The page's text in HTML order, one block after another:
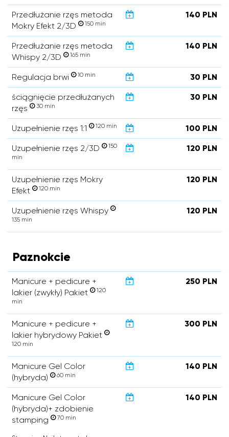
Przedłużanie rzęs metoda
Mokry Efekt 2/3D
150 min
140 PLN
Przedłużanie rzęs metoda
Whispy 2/3D
165 min
140 PLN
Regulacja brwi 10 min 30 PLN
ściągnięcie przedłużanych
rzęs
30 min
30 PLN
Uzupełnienie rzęs 1:1 120 min 100 PLN
Uzupełnienie rzęs 2/3D
150
min
120 PLN
Uzupełnienie rzęs Mokry
Efekt
120 min
120 PLN
Uzupełnienie rzęs Whispy
135 min
120 PLN
Paznokcie
Manicure + pedicure +
lakier (zwykły) Pakiet
120
min
250 PLN
Manicure + pedicure +
lakier hybrydowy Pakiet
120 min
300 PLN
Manicure Gel Color
(hybryda)
60 min
140 PLN
Manicure Gel Color
(hybryda)+ zdobienie
stamping
70 min
140 PLN